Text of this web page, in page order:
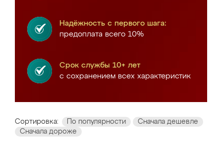
Надёжность с первого шага:
предоплата всего 10%
Срок службы 10+ лет
с сохранением всех характеристик
Сортировка: По популярности
Сначала дешевле
Сначала дороже